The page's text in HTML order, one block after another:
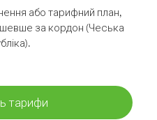
або тарифний план,
за кордон (Чеська
тарифи